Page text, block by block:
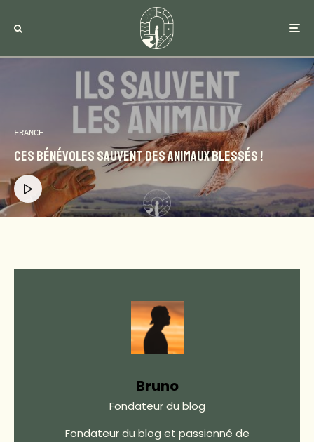
FRANCE
Ces bénévoles sauvent des animaux blessés !
Bruno
Fondateur du blog
Fondateur du blog et passionné de